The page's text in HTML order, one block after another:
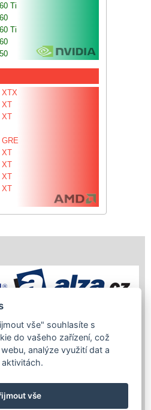
Ti
Ti
XTX
XT
XT
GRE
XT
XT
XT
XT
vše" souhlasíte s
do vašeho zařízení, což
analýze využití dat a
vše